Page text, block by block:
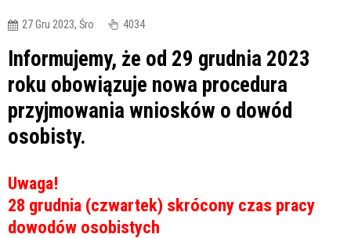
27 Gru 2023, Śro 4034
Informujemy, że od 29 grudnia 2023
roku obowiązuje nowa procedura
przyjmowania wniosków o dowód
osobisty.
Uwaga!
28 grudnia (czwartek) skrócony czas pracy
dowodów osobistych